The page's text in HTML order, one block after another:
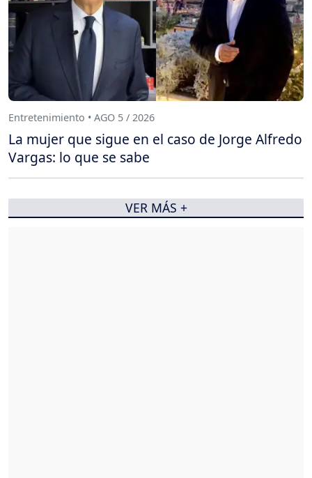
Entretenimiento • AGO 5 / 2026
La mujer que sigue en el caso de Jorge Alfredo
Vargas: lo que se sabe
VER MÁS +